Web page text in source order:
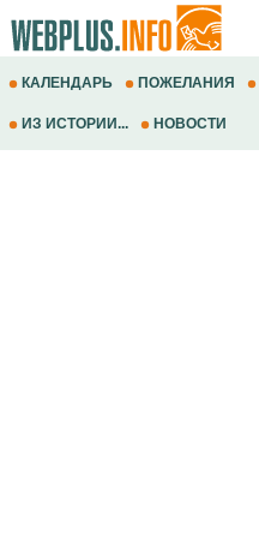
КАЛЕНДАРЬ ПОЖЕЛАНИЯ
ИЗ ИСТОРИИ... НОВОСТИ